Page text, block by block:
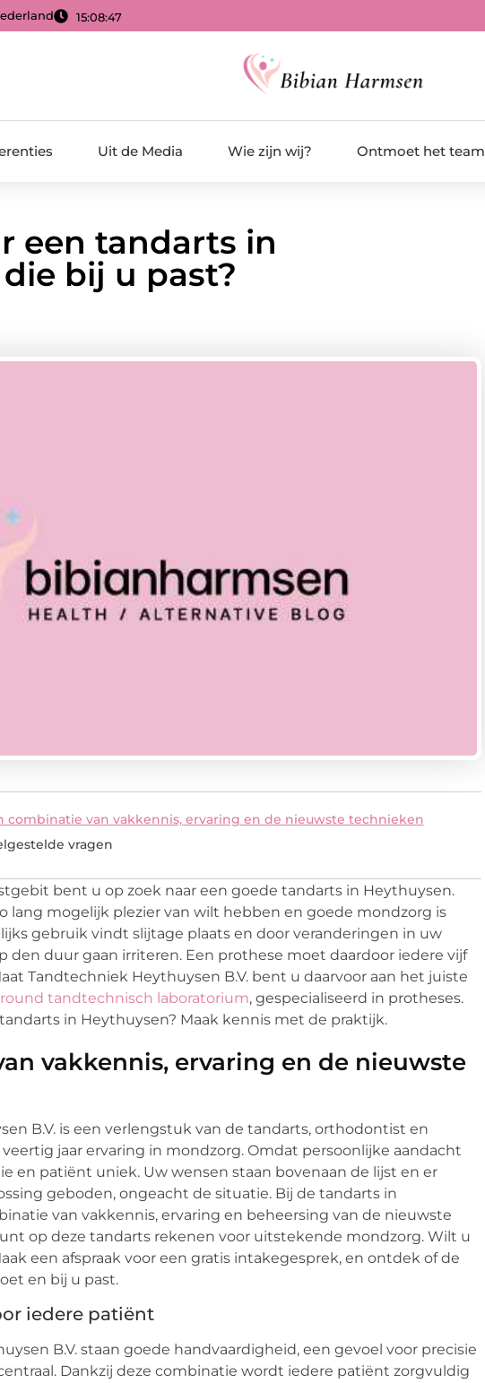
15:08:48
Uit de Media Wie zijn wij? Ontmoet het team
een tandarts in
bij u past?
combinatie van vakkennis, ervaring en de nieuwste technieken
vragen
bent u op zoek naar een goede tandarts in Heythuysen.
lang mogelijk plezier van wilt hebben en goede mondzorg is
gebruik vindt slijtage plaats en door veranderingen in uw
duur gaan irriteren. Een prothese moet daardoor iedere vijf
Tandtechniek Heythuysen B.V. bent u daarvoor aan het juiste
tandtechnisch laboratorium, gespecialiseerd in protheses.
in Heythuysen? Maak kennis met de praktijk.
vakkennis, ervaring en de nieuwste
B.V. is een verlengstuk van de tandarts, orthodontist en
jaar ervaring in mondzorg. Omdat persoonlijke aandacht
en patiënt uniek. Uw wensen staan bovenaan de lijst en er
geboden, ongeacht de situatie. Bij de tandarts in
van vakkennis, ervaring en beheersing van de nieuwste
op deze tandarts rekenen voor uitstekende mondzorg. Wilt u
een afspraak voor een gratis intakegesprek, en ontdek of de
en bij u past.
iedere patiënt
B.V. staan goede handvaardigheid, een gevoel voor precisie
Dankzij deze combinatie wordt iedere patiënt zorgvuldig